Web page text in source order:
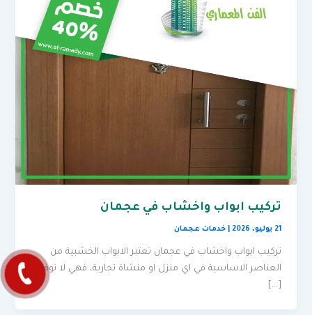
تركيب ابواب واخشاب في عجمان
21 يوليو، 2026 |خدمات عجمان
تركيب ابواب واخشاب في عجمان تعتبر الابواب الخشبية من
العناصر الاساسية في اي منزل او منشاة تجارية، فهي لا توفر
[…]